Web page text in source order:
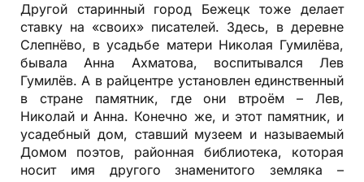
Другой старинный город Бежецк тоже делает
ставку на «своих» писателей. Здесь, в деревне
Слепнёво, в усадьбе матери Николая Гумилёва,
бывала Анна Ахматова, воспитывался Лев
Гумилёв. А в райцентре установлен единственный
в стране памятник, где они втроём – Лев,
Николай и Анна. Конечно же, и этот памятник, и
усадебный дом, ставший музеем и называемый
Домом поэтов, районная библиотека, которая
носит имя другого знаменитого земляка –